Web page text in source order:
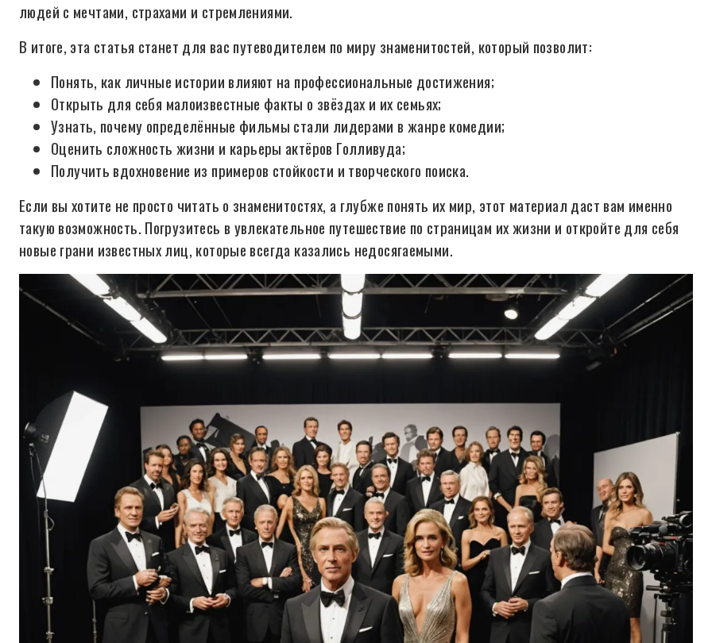
людей с мечтами, страхами и стремлениями.
В итоге, эта статья станет для вас путеводителем по миру знаменитостей, который позволит:
Понять, как личные истории влияют на профессиональные достижения;
Открыть для себя малоизвестные факты о звёздах и их семьях;
Узнать, почему определённые фильмы стали лидерами в жанре комедии;
Оценить сложность жизни и карьеры актёров Голливуда;
Получить вдохновение из примеров стойкости и творческого поиска.
Если вы хотите не просто читать о знаменитостях, а глубже понять их мир, этот материал даст вам именно
такую возможность. Погрузитесь в увлекательное путешествие по страницам их жизни и откройте для себя
новые грани известных лиц, которые всегда казались недосягаемыми.